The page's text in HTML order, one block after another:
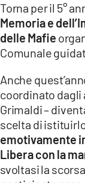
LACPLAY.IT
LACTV.IT
LACITYMAG.IT
ILREGGINO.IT
ILVIBONESE.IT
Torna per il 5°
Memoria e
delle Mafie
Comunale
Anche
coordinato dagli
Grimaldi –
scelta di
emotivamente
Libera con la
svoltasi la